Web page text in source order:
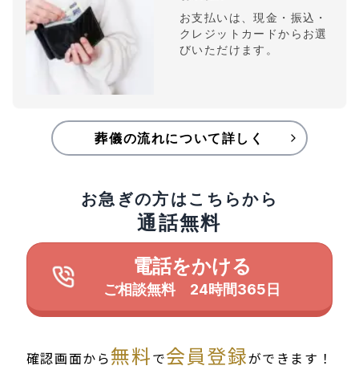
お支払いは、現金・振込・
クレジットカードからお選
びいただけます。
葬儀の流れについて詳しく
お急ぎの方はこちらから
通話無料
電話をかける
ご相談無料 24時間365日
確認画面から無料で会員登録ができます！